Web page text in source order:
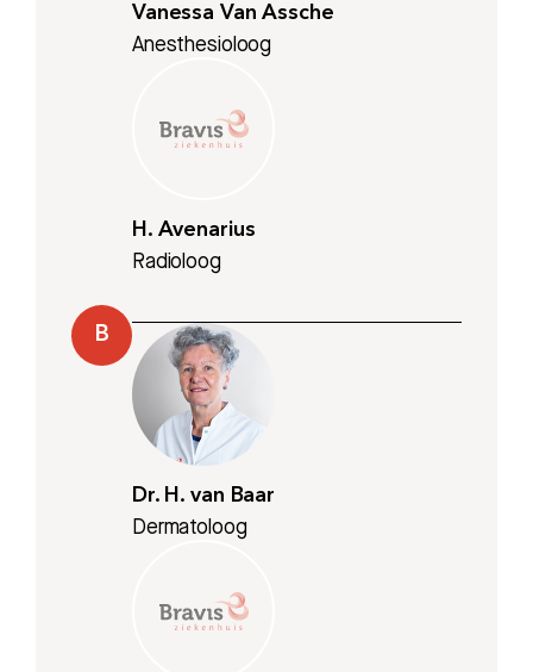
Vanessa Van Assche
Anesthesioloog
H. Avenarius
Radioloog
B
Dr. H. van Baar
Dermatoloog